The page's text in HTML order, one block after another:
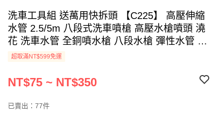
洗車工具組 送萬用快拆頭 【C225】 高壓伸縮
水管 2.5/5m 八段式洗車噴槍 高壓水槍噴頭 澆
花 洗車水管 全銅噴水槍 八段水槍 彈性水管 生
活用品 五金工具
超取滿NT$599免運
NT$75 ~ NT$350
已賣出：77件